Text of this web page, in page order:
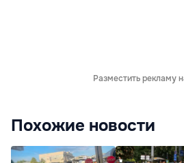
Разместить рекламу
Похожие новости